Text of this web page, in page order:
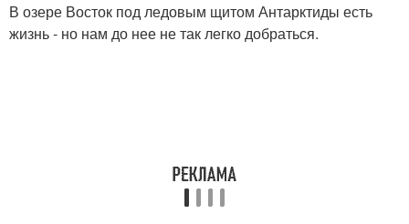
В озере Восток под ледовым щитом Антарктиды есть
жизнь - но нам до нее не так легко добраться.